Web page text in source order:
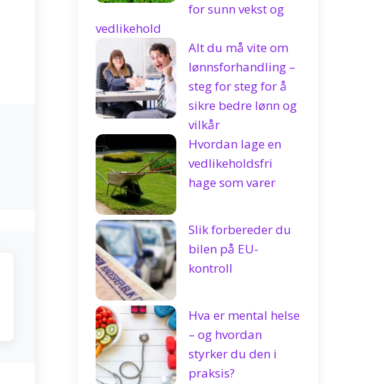
for sunn vekst og
vedlikehold
Alt du må vite om
lønnsforhandling –
steg for steg for å
sikre bedre lønn og
vilkår
Hvordan lage en
vedlikeholdsfri
hage som varer
Slik forbereder du
bilen på EU-
kontroll
Hva er mental helse
– og hvordan
styrker du den i
praksis?